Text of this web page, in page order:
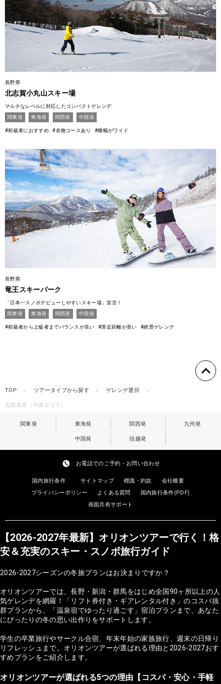
長野県
北志賀小丸山スキー場
マルチなレベルに対応したコンパクトゲレンデ
関東発
東海発 関西発 中国発
#初級者におすすめ #名物コースあり #横幅がワイド
長野県
竜王スキーパーク
「日本一スノボデビューしやすいスキー場」宣言！
関東発
東海発 関西発 中国発
#初級者から上級者までバランスが良い #滑走距離が長い #絶景ゲレンデ
TOP ツアータイプから探す ゲレンデ選択
志賀高原（中央エリア）
関東発 東海発 関西発 九州発
中国発 信越発
お電話でのご予約・お問い合わせ
国内旅行条件 サイトマップ 標識・約款
会社概要
プライバシーポリシー
よくある質問
国内旅行条件(PDF)
画面共有サポート
【2026-2027年最新】オリオンツアーで行く！格
安＆充実のスキー・スノボ旅行ガイド
2026-2027シーズンの冬旅プランはお決まりですか？
オリオンツアーでは、長野・新潟・群馬をはじめ全国90ヶ所以上の人
気ゲレンデを網羅！「リフト券付き・ギアレンタル付き」のコスパ抜
群プランから、「温泉宿でゆったり過ごす」宿泊プランまで、あなた
にぴったりの冬の思い出作りをサポートします。
学生の卒業旅行やサークル合宿、年末年始の家族旅行、週末の日帰り
リフレッシュまで。オリオンツアーが選ばれる理由と2026-2027おす
すめプランをご紹介します。
オリオンツアーが選ばれる5つの理由【コスパ・安心・手軽